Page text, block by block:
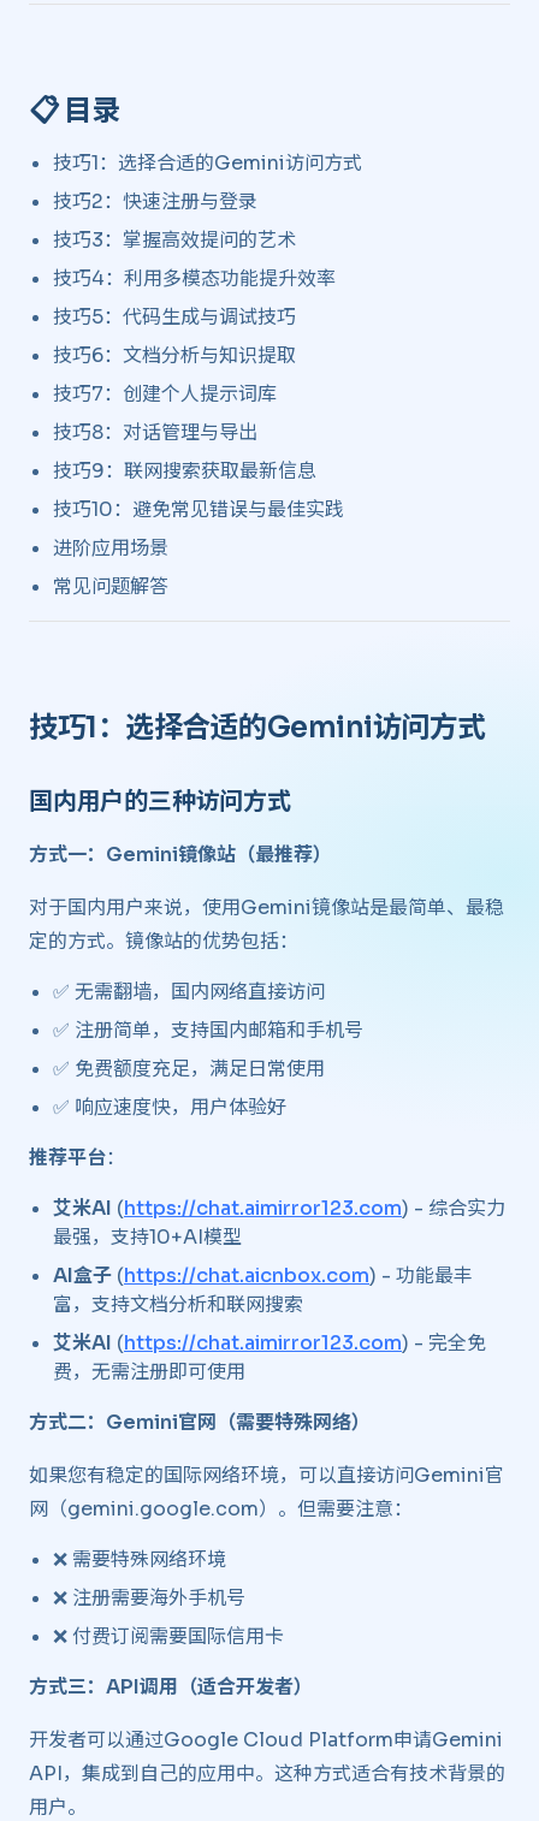
📋 目录 ​
技巧1：选择合适的Gemini访问方式
技巧2：快速注册与登录
技巧3：掌握高效提问的艺术
技巧4：利用多模态功能提升效率
技巧5：代码生成与调试技巧
技巧6：文档分析与知识提取
技巧7：创建个人提示词库
技巧8：对话管理与导出
技巧9：联网搜索获取最新信息
技巧10：避免常见错误与最佳实践
进阶应用场景
常见问题解答
技巧1：选择合适的Gemini访问方式 ​
国内用户的三种访问方式 ​
方式一：Gemini镜像站（最推荐）
对于国内用户来说，使用Gemini镜像站是最简单、最稳
定的方式。镜像站的优势包括：
✅ 无需翻墙，国内网络直接访问
✅ 注册简单，支持国内邮箱和手机号
✅ 免费额度充足，满足日常使用
✅ 响应速度快，用户体验好
推荐平台：
艾米AI (https://chat.aimirror123.com) - 综合实力
最强，支持10+AI模型
AI盒子 (https://chat.aicnbox.com) - 功能最丰
富，支持文档分析和联网搜索
艾米AI (https://chat.aimirror123.com) - 完全免
费，无需注册即可使用
方式二：Gemini官网（需要特殊网络）
如果您有稳定的国际网络环境，可以直接访问Gemini官
网（gemini.google.com）。但需要注意：
❌ 需要特殊网络环境
❌ 注册需要海外手机号
❌ 付费订阅需要国际信用卡
方式三：API调用（适合开发者）
开发者可以通过Google Cloud Platform申请Gemini
API，集成到自己的应用中。这种方式适合有技术背景的
用户。